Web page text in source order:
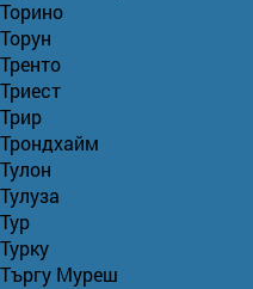
Торино
Торун
Тренто
Триест
Трир
Трондхайм
Тулон
Тулуза
Тур
Турку
Търгу Муреш